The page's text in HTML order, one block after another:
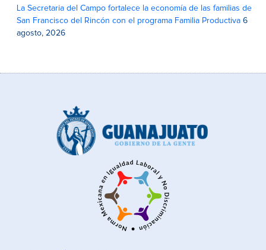
La Secretaria del Campo fortalece la economía de las familias de
San Francisco del Rincón con el programa Familia Productiva 6
agosto, 2026